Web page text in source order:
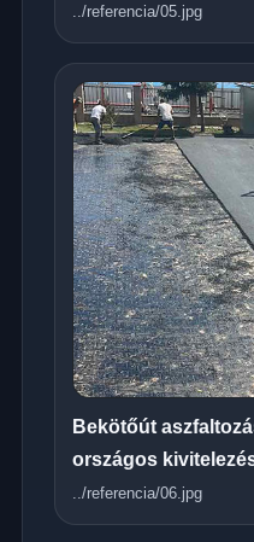
../referencia/05.jpg
Bekötőút
országos
../referencia/06.jpg